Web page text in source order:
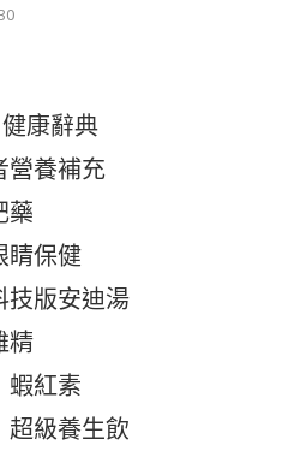
健康辭典
營養補充
藥
睛保健
技版安迪湯
精
蝦紅素
超級養生飲